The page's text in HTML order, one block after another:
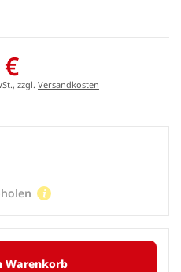
zzgl. Versandkosten
Warenkorb